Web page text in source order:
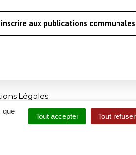
que
Tout accepter Tout refuser
aux publications communales
Légales